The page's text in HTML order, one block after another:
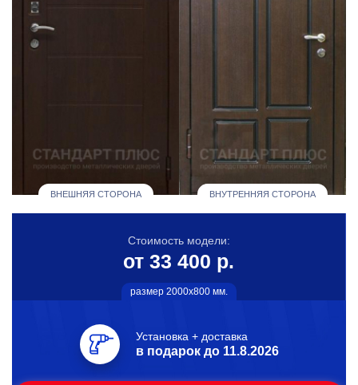
ВНЕШНЯЯ СТОРОНА ВНУТРЕННЯЯ СТОРОНА
Стоимость модели:
от 33 400 р.
размер 2000х800 мм.
Установка + доставка
в подарок до 11.8.2026